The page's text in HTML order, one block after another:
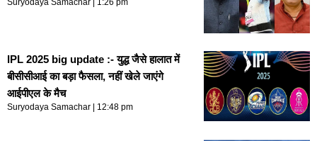
Suryodaya Samachar 1:26 pm
IPL 2025 big update :- युद्ध जैसे हालात में
बीसीसीआई का बड़ा फैसला, नहीं खेले जाएंगे
आईपीएल के मैच
Suryodaya Samachar 12:48 pm